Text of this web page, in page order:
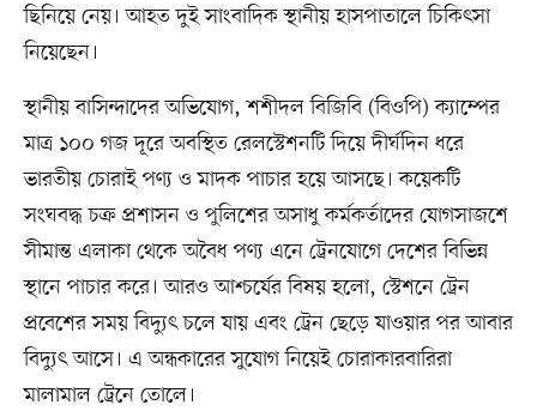
ছিনিয়ে নেয়। আহত দুই সাংবাদিক স্থানীয় হাসপাতালে চিকিৎসা
নিয়েছেন।
স্থানীয় বাসিন্দাদের অভিযোগ, শশীদল বিজিবি (বিওপি) ক্যাম্পের
মাত্র ১০০ গজ দূরে অবস্থিত রেলস্টেশনটি দিয়ে দীর্ঘদিন ধরে
ভারতীয় চোরাই পণ্য ও মাদক পাচার হয়ে আসছে। কয়েকটি
সংঘবদ্ধ চক্র প্রশাসন ও পুলিশের অসাধু কর্মকর্তাদের যোগসাজশে
সীমান্ত এলাকা থেকে অবৈধ পণ্য এনে ট্রেনযোগে দেশের বিভিন্ন
স্থানে পাচার করে। আরও আশ্চর্যের বিষয় হলো, স্টেশনে ট্রেন
প্রবেশের সময় বিদ্যুৎ চলে যায় এবং ট্রেন ছেড়ে যাওয়ার পর আবার
বিদ্যুৎ আসে। এ অন্ধকারের সুযোগ নিয়েই চোরাকারবারিরা
মালামাল ট্রেনে তোলে।